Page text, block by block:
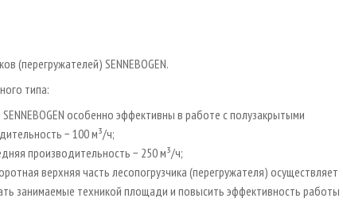
(перегружателей) SENNEBOGEN.
типа:
особенно эффективны в работе с полузакрытыми
− 100 м³/ч;
производительность − 250 м³/ч;
верхняя часть лесопогрузчика (перегружателя) осуществляет
занимаемые техникой площади и повысить эффективность работы